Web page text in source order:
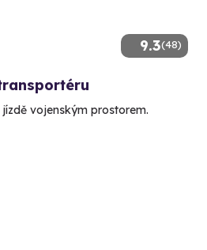
9.3(48)
vojenským prostorem.